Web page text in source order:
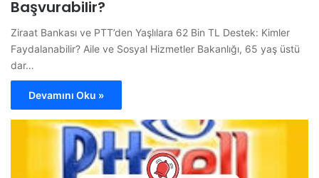
Başvurabilir?
Ziraat Bankası ve PTT’den Yaşlılara 62 Bin TL Destek: Kimler
Faydalanabilir? Aile ve Sosyal Hizmetler Bakanlığı, 65 yaş üstü
dar…
Devamını Oku »